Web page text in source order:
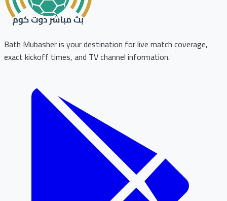
Bath Mubasher is your destination for live match coverage,
exact kickoff times, and TV channel information.